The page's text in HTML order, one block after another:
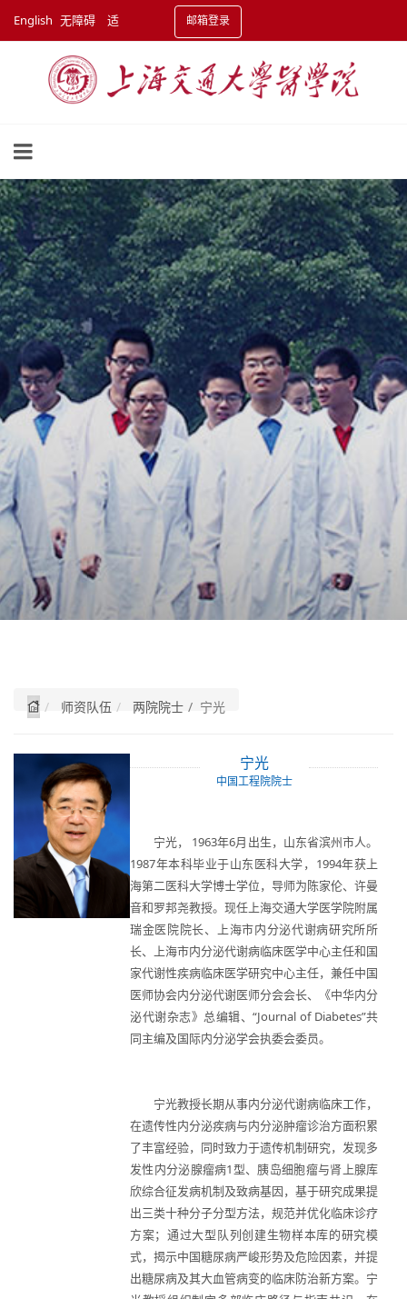
English 无障碍 适 邮箱登录
师资队伍 两院院士 / 宁光
宁光
中国工程院院士
宁光， 1963年6月出生，山东省滨州市人。
1987年本科毕业于山东医科大学，1994年获上
海第二医科大学博士学位，导师为陈家伦、许曼
音和罗邦尧教授。现任上海交通大学医学院附属
瑞金医院院长、上海市内分泌代谢病研究所所
长、上海市内分泌代谢病临床医学中心主任和国
家代谢性疾病临床医学研究中心主任，兼任中国
医师协会内分泌代谢医师分会会长、《中华内分
泌代谢杂志》总编辑、“Journal of Diabetes”共
同主编及国际内分泌学会执委会委员。
宁光教授长期从事内分泌代谢病临床工作，
在遗传性内分泌疾病与内分泌肿瘤诊治方面积累
了丰富经验，同时致力于遗传机制研究，发现多
发性内分泌腺瘤病1型、胰岛细胞瘤与肾上腺库
欣综合征发病机制及致病基因，基于研究成果提
出三类十种分子分型方法，规范并优化临床诊疗
方案；通过大型队列创建生物样本库的研究模
式，揭示中国糖尿病严峻形势及危险因素，并提
出糖尿病及其大血管病变的临床防治新方案。宁